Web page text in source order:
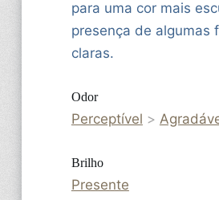
para uma cor mais
presença de algumas
claras.
Odor
Perceptível >
Brilho
Presente